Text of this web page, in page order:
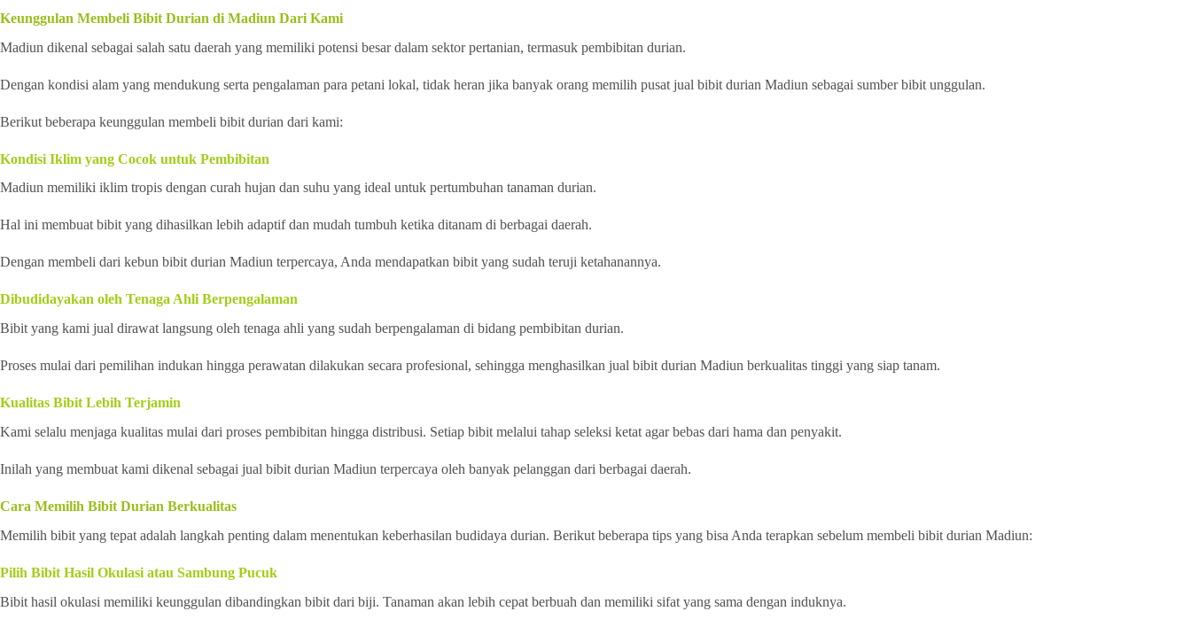
Keunggulan Membeli Bibit Durian di Madiun Dari Kami
Madiun dikenal sebagai salah satu daerah yang memiliki potensi besar dalam sektor pertanian, termasuk pembibitan durian.
Dengan kondisi alam yang mendukung serta pengalaman para petani lokal, tidak heran jika banyak orang memilih pusat jual bibit durian Madiun sebagai sumber bibit unggulan.
Berikut beberapa keunggulan membeli bibit durian dari kami:
Kondisi Iklim yang Cocok untuk Pembibitan
Madiun memiliki iklim tropis dengan curah hujan dan suhu yang ideal untuk pertumbuhan tanaman durian.
Hal ini membuat bibit yang dihasilkan lebih adaptif dan mudah tumbuh ketika ditanam di berbagai daerah.
Dengan membeli dari kebun bibit durian Madiun terpercaya, Anda mendapatkan bibit yang sudah teruji ketahanannya.
Dibudidayakan oleh Tenaga Ahli Berpengalaman
Bibit yang kami jual dirawat langsung oleh tenaga ahli yang sudah berpengalaman di bidang pembibitan durian.
Proses mulai dari pemilihan indukan hingga perawatan dilakukan secara profesional, sehingga menghasilkan jual bibit durian Madiun berkualitas tinggi yang siap tanam.
Kualitas Bibit Lebih Terjamin
Kami selalu menjaga kualitas mulai dari proses pembibitan hingga distribusi. Setiap bibit melalui tahap seleksi ketat agar bebas dari hama dan penyakit.
Inilah yang membuat kami dikenal sebagai jual bibit durian Madiun terpercaya oleh banyak pelanggan dari berbagai daerah.
Cara Memilih Bibit Durian Berkualitas
Memilih bibit yang tepat adalah langkah penting dalam menentukan keberhasilan budidaya durian. Berikut beberapa tips yang bisa Anda terapkan sebelum membeli bibit durian Madiun:
Pilih Bibit Hasil Okulasi atau Sambung Pucuk
Bibit hasil okulasi memiliki keunggulan dibandingkan bibit dari biji. Tanaman akan lebih cepat berbuah dan memiliki sifat yang sama dengan induknya.